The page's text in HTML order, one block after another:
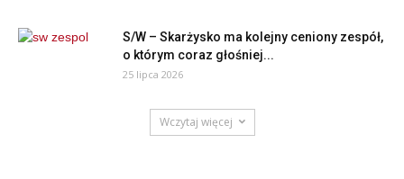
S/W – Skarżysko ma kolejny ceniony zespół,
o którym coraz głośniej...
25 lipca 2026
Wczytaj więcej